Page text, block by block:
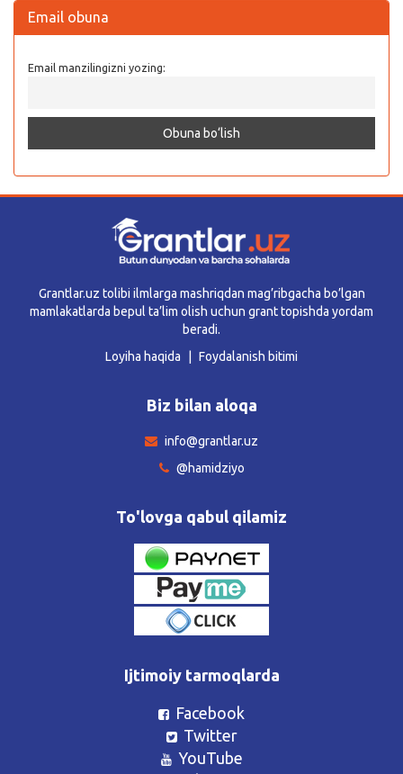
Email obuna
Email manzilingizni yozing:
Grantlar.uz tolibi ilmlarga mashriqdan mag’ribgacha bo’lgan
mamlakatlarda bepul ta’lim olish uchun grant topishda yordam
beradi.
Loyiha haqida
Foydalanish bitimi
Biz bilan aloqa
info@grantlar.uz
@hamidziyo
To'lovga qabul qilamiz
Ijtimoiy tarmoqlarda
Facebook
Twitter
YouTube